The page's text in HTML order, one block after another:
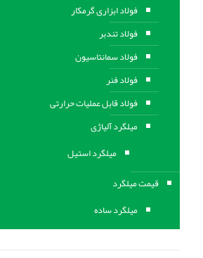
فولاد ابزاری گرمکار
فولاد تندبر
فولاد سمانتاسیون
فولاد فنر
فولاد قابل عملیات حرارتی
ميلگرد آلیاژی
میلگرد استیل
قیمت میلگرد
میلگرد ساده